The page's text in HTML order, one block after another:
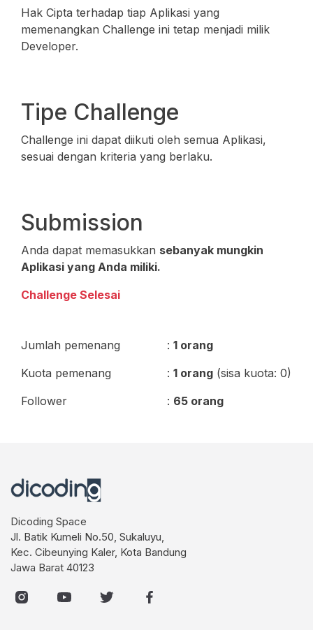
Hak Cipta terhadap tiap Aplikasi yang
memenangkan Challenge ini tetap menjadi milik
Developer.
Tipe Challenge
Challenge ini dapat diikuti oleh semua Aplikasi,
sesuai dengan kriteria yang berlaku.
Submission
Anda dapat memasukkan sebanyak mungkin
Aplikasi yang Anda miliki.
Challenge Selesai
Jumlah pemenang : 1 orang
Kuota pemenang
: 1 orang (sisa kuota: 0)
Follower
: 65 orang
Dicoding Space
Jl. Batik Kumeli No.50, Sukaluyu,
Kec. Cibeunying Kaler, Kota Bandung
Jawa Barat 40123